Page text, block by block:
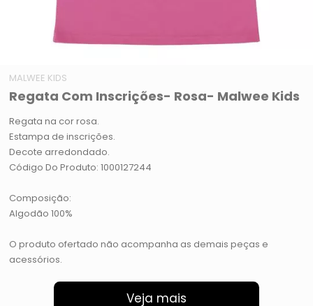
MALWEE KIDS
Regata Com Inscrições- Rosa- Malwee Kids
Regata na cor rosa.
Estampa de inscrições.
Decote arredondado.
Código Do Produto: 1000127244
Composição:
Algodão 100%
O produto ofertado não acompanha as demais peças e
acessórios.
Veja mais